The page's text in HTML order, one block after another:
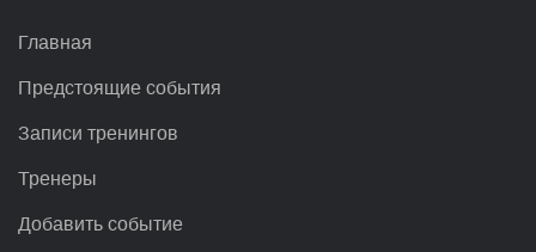
Главная
Предстоящие события
Записи тренингов
Тренеры
Добавить событие